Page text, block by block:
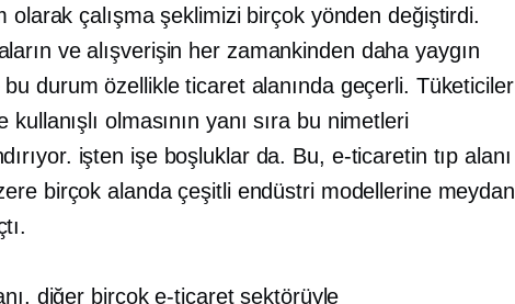
olarak çalışma şeklimizi birçok yönden değiştirdi.
ve alışverişin her zamankinden daha yaygın
bu durum özellikle ticaret alanında geçerli. Tüketiciler
olmasının yanı sıra bu nimetleri
işten işeboşluklar da. Bu, e-ticaretin tıp alanı
birçok alanda çeşitli endüstri modellerine meydan
diğer birçok e-ticaret sektörüyle